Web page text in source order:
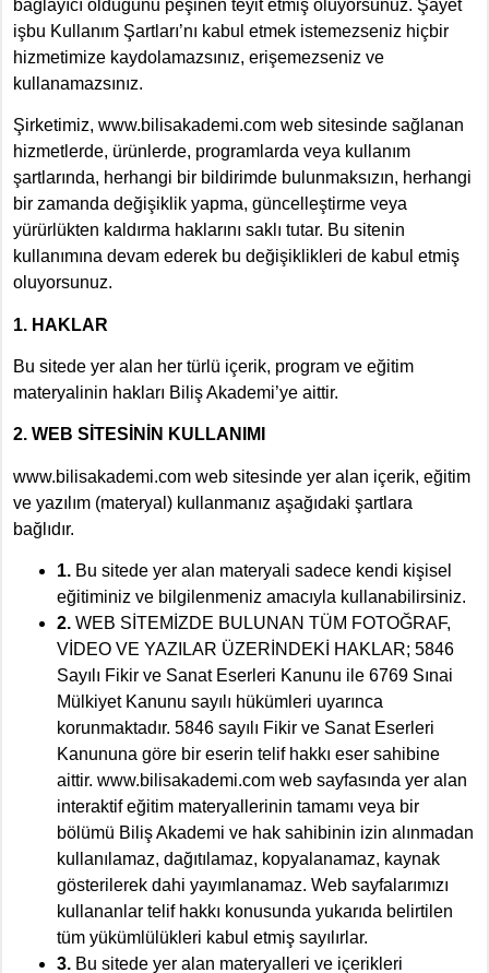
bağlayıcı olduğunu peşinen teyit etmiş oluyorsunuz. Şayet
işbu Kullanım Şartları’nı kabul etmek istemezseniz hiçbir
hizmetimize kaydolamazsınız, erişemezseniz ve
kullanamazsınız.
Şirketimiz, www.bilisakademi.com web sitesinde sağlanan
hizmetlerde, ürünlerde, programlarda veya kullanım
şartlarında, herhangi bir bildirimde bulunmaksızın, herhangi
bir zamanda değişiklik yapma, güncelleştirme veya
yürürlükten kaldırma haklarını saklı tutar. Bu sitenin
kullanımına devam ederek bu değişiklikleri de kabul etmiş
oluyorsunuz.
1. HAKLAR
Bu sitede yer alan her türlü içerik, program ve eğitim
materyalinin hakları Biliş Akademi’ye aittir.
2. WEB SİTESİNİN KULLANIMI
www.bilisakademi.com web sitesinde yer alan içerik, eğitim
ve yazılım (materyal) kullanmanız aşağıdaki şartlara
bağlıdır.
1. Bu sitede yer alan materyali sadece kendi kişisel
eğitiminiz ve bilgilenmeniz amacıyla kullanabilirsiniz.
2. WEB SİTEMİZDE BULUNAN TÜM FOTOĞRAF,
VİDEO VE YAZILAR ÜZERİNDEKİ HAKLAR; 5846
Sayılı Fikir ve Sanat Eserleri Kanunu ile 6769 Sınai
Mülkiyet Kanunu sayılı hükümleri uyarınca
korunmaktadır. 5846 sayılı Fikir ve Sanat Eserleri
Kanununa göre bir eserin telif hakkı eser sahibine
aittir. www.bilisakademi.com web sayfasında yer alan
interaktif eğitim materyallerinin tamamı veya bir
bölümü Biliş Akademi ve hak sahibinin izin alınmadan
kullanılamaz, dağıtılamaz, kopyalanamaz, kaynak
gösterilerek dahi yayımlanamaz. Web sayfalarımızı
kullananlar telif hakkı konusunda yukarıda belirtilen
tüm yükümlülükleri kabul etmiş sayılırlar.
3. Bu sitede yer alan materyalleri ve içerikleri